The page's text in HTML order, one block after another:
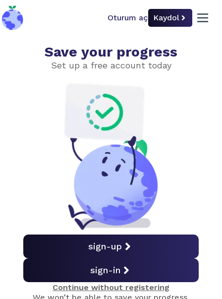
back to home Oturum aç Kaydol open
İklim Politikaları
İklim Politikaları
Birlikte çalışmak
İleriye Bakmak
Save your progress
Set up a free account today
sign-up
sign-in
Continue without registering